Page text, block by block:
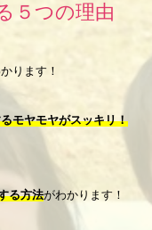
５つの理由
ります！
モヤモヤがスッキリ！
る方法がわかります！